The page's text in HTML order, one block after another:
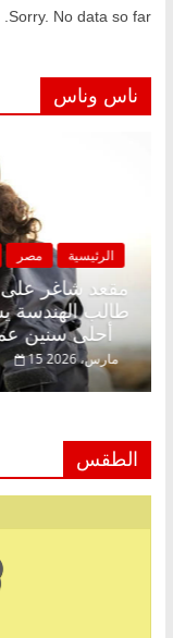
Sorry. No data so far.
ناس وناس
بلا زينة رمضان.. د.
في انتظار حلم
الطقس